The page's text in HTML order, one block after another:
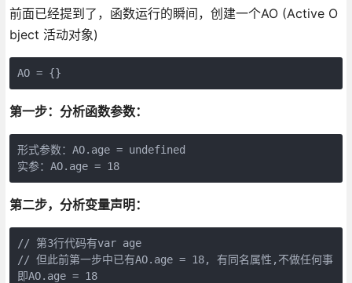
前面已经提到了，函数运行的瞬间，创建一个AO (Active O
bject 活动对象)
AO = {}
第一步：分析函数参数：
形式参数：AO.age = undefined
实参：AO.age = 18
第二步，分析变量声明：
// 第3行代码有var age
// 但此前第一步中已有AO.age = 18, 有同名属性,不做任何事
即AO.age = 18